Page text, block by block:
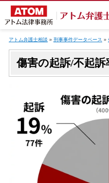
ホームに戻る
刑事事件
刑事事件の無料相談
アトム弁護士相談 » 刑事事件データベース »
傷害の起訴/不起訴